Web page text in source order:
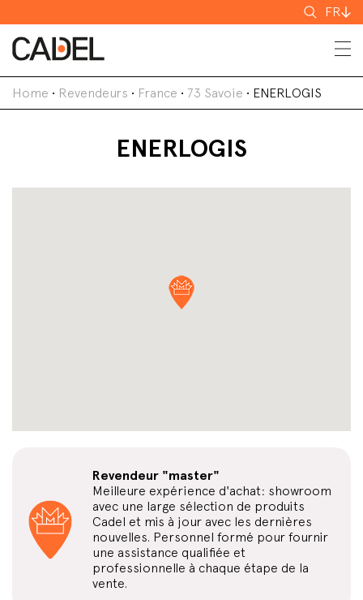
FR
Home • Revendeurs • France • 73 Savoie • ENERLOGIS
ENERLOGIS
Revendeur "master"
Meilleure expérience d'achat: showroom
avec une large sélection de produits
Cadel et mis à jour avec les dernières
nouvelles. Personnel formé pour fournir
une assistance qualifiée et
professionnelle à chaque étape de la
vente.